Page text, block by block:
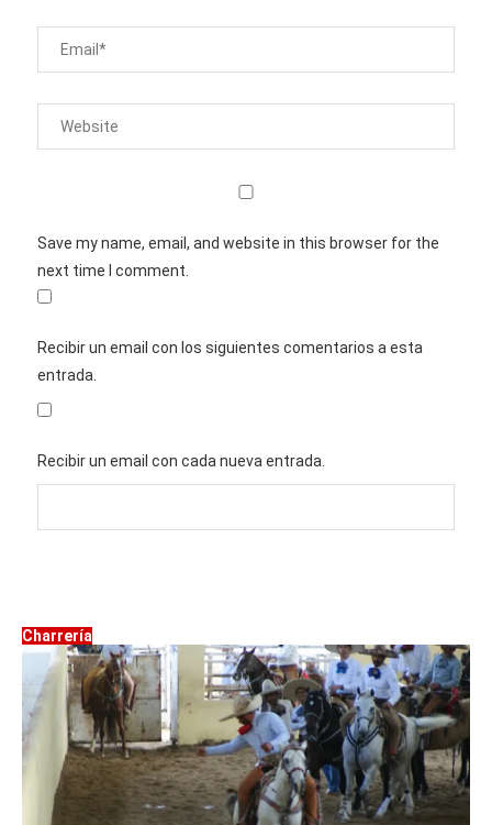
Save my name, email, and website in this browser for the
next time I comment.
Recibir un email con los siguientes comentarios a esta
entrada.
Recibir un email con cada nueva entrada.
Charrería